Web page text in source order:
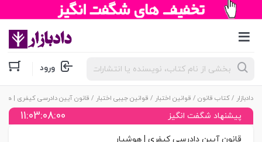
جستجوی
محصولات ورود
دادبازار /کتاب قانون / قوانین اختبار / قوانین جیبی اختبار / قانون آیین دادرسی کیفری |
پیشنهاد شگفت انگیز 11:03:07:59
قانون آیین دادرسی کیفری | هوشیار